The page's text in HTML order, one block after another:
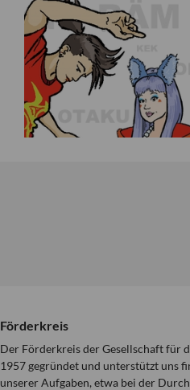
Förderkreis
Der Förderkreis der Gesellschaft für
1957 gegründet und unterstützt uns
unserer Aufgaben, etwa bei der